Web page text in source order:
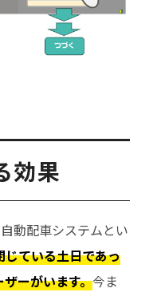
効果
動配車システムとい
ている土日であっ
ーがいます。今ま